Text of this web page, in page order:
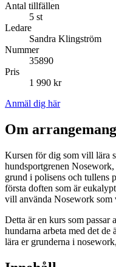
Antal tillfällen
5 st
Ledare
Sandra Klingström
Nummer
35890
Pris
1 990 kr
Anmäl dig här
Om
Kursen för dig som vill lära
hundsportgrenen
grund i polisens och tullens
första doften som är
vill använda Nosework som
Detta är en kurs som
hundarna arbeta med det de
lära er grunderna i